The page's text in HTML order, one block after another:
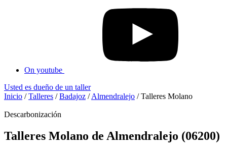
On youtube
Usted es dueño de un taller
Inicio /Talleres /Badajoz /Almendralejo /Talleres Molano
Descarbonización
Talleres Molano de Almendralejo (06200)